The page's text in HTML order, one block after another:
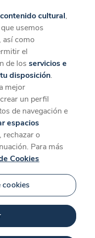
la App
Descargar
cultural,
usemos
así como
el
de losservicios e
disposición.
mejor
un perfil
de navegación e
espacios
rechazar o
Para más
Cookies